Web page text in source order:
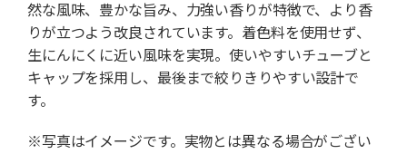
然な風味、豊かな旨み、力強い香りが特徴で、より香
りが立つよう改良されています。着色料を使用せず、
生にんにくに近い風味を実現。使いやすいチューブと
キャップを採用し、最後まで絞りきりやすい設計で
す。
※写真はイメージです。実物とは異なる場合がござい